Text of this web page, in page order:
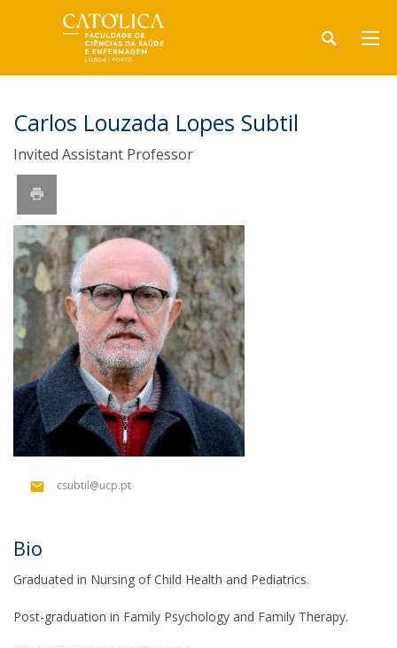
Carlos Louzada Lopes Subtil
Invited Assistant Professor
csubtil@ucp.pt
Bio
Graduated in Nursing of Child Health and Pediatrics.
Post-graduation in Family Psychology and Family Therapy.